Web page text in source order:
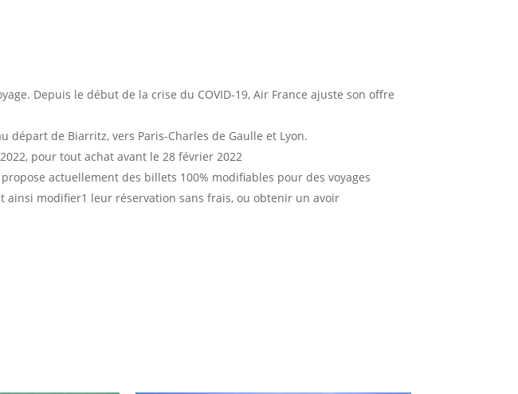
Depuis le début de la crise du COVID-19, Air France ajuste son offre
départ de Biarritz, vers Paris-Charles de Gaulle et Lyon.
pour tout achat avant le 28 février 2022
actuellement des billets 100% modifiables pour des voyages
ainsi modifier1 leur réservation sans frais, ou obtenir un avoir